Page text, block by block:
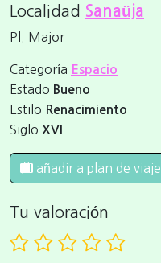
Localidad Sanaüja
Pl. Major
Categoría Espacio
Estado Bueno
Estilo Renacimiento
Siglo XVI
añadir a plan de viaje
Tu valoración